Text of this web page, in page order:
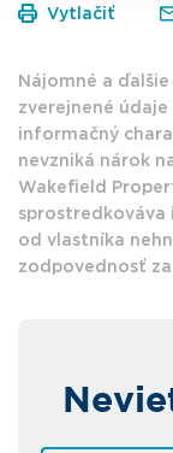
Vytlačiť
Nájomné a
zverejnené
informačný
nevzniká nárok
Wakefield
sprostredkováva
od vlastníka
zodpovednosť